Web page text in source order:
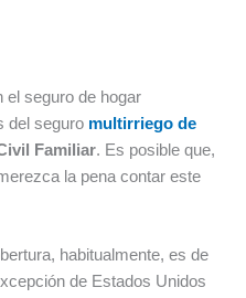
el seguro de hogar
del seguro multirriego de
Familiar. Es posible que,
la pena contar este
habitualmente, es de
de Estados Unidos